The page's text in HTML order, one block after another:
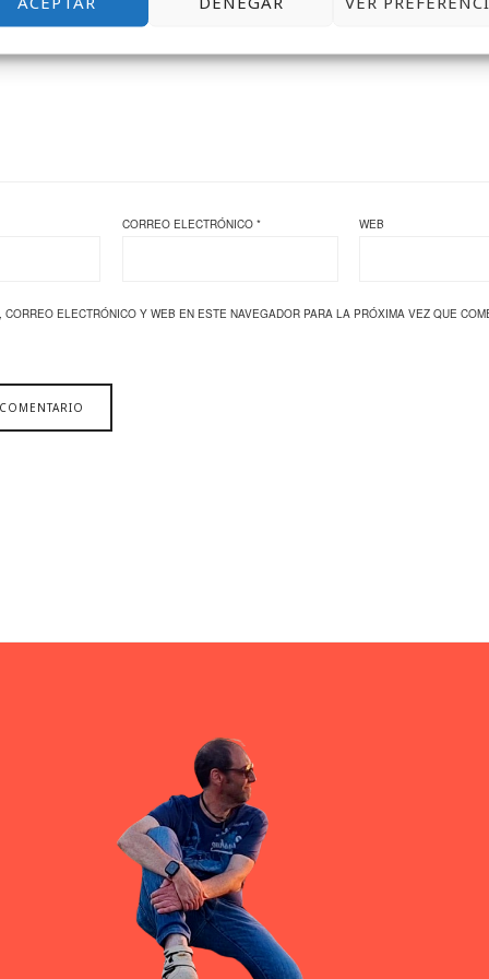
CORREO ELECTRÓNICO* WEB
CORREO ELECTRÓNICO Y WEB EN ESTE NAVEGADOR PARA LA PRÓXIMA VEZ QUE